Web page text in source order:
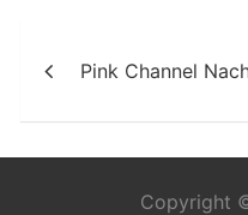
Pink Channel
Copyright